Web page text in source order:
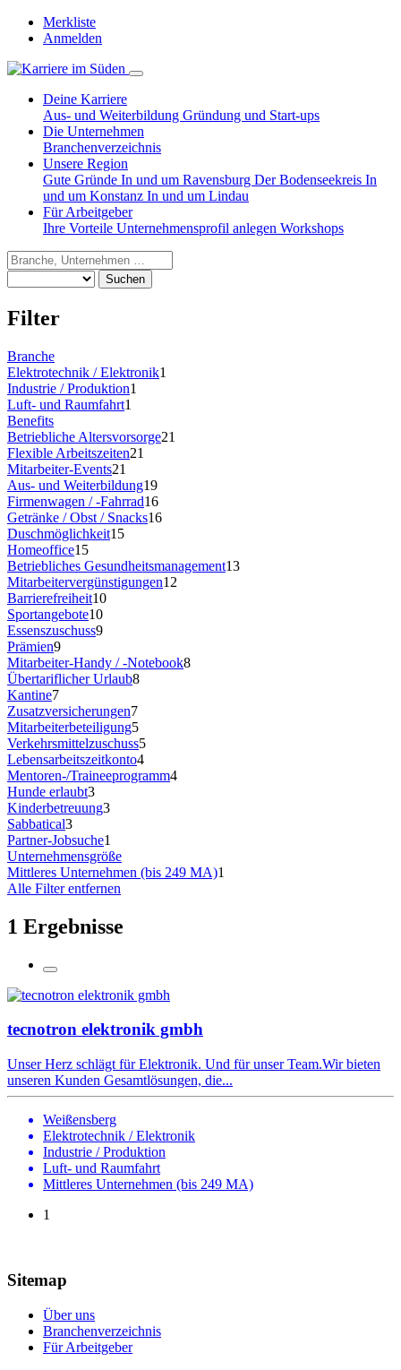
Merkliste
Anmelden
Deine Karriere
Aus- und Weiterbildung Gründung und Start-ups
Die Unternehmen
Branchenverzeichnis
Unsere Region
Gute Gründe In und um Ravensburg Der Bodenseekreis In
und um Konstanz In und um Lindau
Für Arbeitgeber
Ihre Vorteile Unternehmensprofil anlegen Workshops
Suchen
Filter
Branche
Elektrotechnik / Elektronik1
Industrie / Produktion1
Luft- und Raumfahrt1
Benefits
Betriebliche Altersvorsorge21
Flexible Arbeitszeiten21
Mitarbeiter-Events21
Aus- und Weiterbildung19
Firmenwagen / -Fahrrad16
Getränke / Obst / Snacks16
Duschmöglichkeit15
Homeoffice15
Betriebliches Gesundheitsmanagement13
Mitarbeitervergünstigungen12
Barrierefreiheit10
Sportangebote10
Essenszuschuss9
Prämien9
Mitarbeiter-Handy / -Notebook8
Übertariflicher Urlaub8
Kantine7
Zusatzversicherungen7
Mitarbeiterbeteiligung5
Verkehrsmittelzuschuss5
Lebensarbeitszeitkonto4
Mentoren-/Traineeprogramm4
Hunde erlaubt3
Kinderbetreuung3
Sabbatical3
Partner-Jobsuche1
Unternehmensgröße
Mittleres Unternehmen (bis 249 MA)1
Alle Filter entfernen
1 Ergebnisse
tecnotron elektronik gmbh
Unser Herz schlägt für Elektronik. Und für unser Team.Wir bieten
unseren Kunden Gesamtlösungen, die...
Weißensberg
Elektrotechnik / Elektronik
Industrie / Produktion
Luft- und Raumfahrt
Mittleres Unternehmen (bis 249 MA)
1
Sitemap
Über uns
Branchenverzeichnis
Für Arbeitgeber